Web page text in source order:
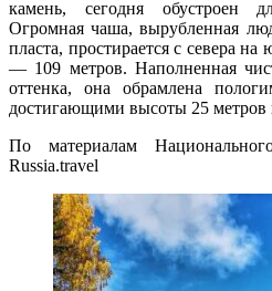
камень, сегодня обустроен
Огромная чаша, вырубленная
пласта, простирается с севера
— 109 метров. Наполненная
оттенка, она обрамлена
достигающими высоты 25 метров
По материалам
Russia.travel